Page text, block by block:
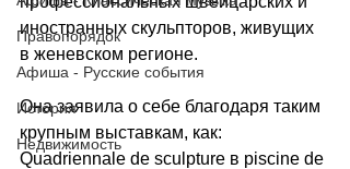
Правопорядок
Афиша - Русские события
История
Недвижимость
иностранных скульпторов, живущих
в женевском регионе.
Она заявила о себе благодаря таким
крупным выставкам, как:
Quadriennale de sculpture в piscine de